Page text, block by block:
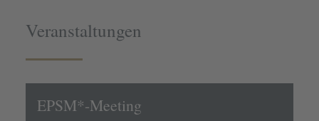
Veranstaltungen
EPSM*-Meeting